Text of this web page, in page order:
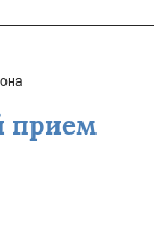
прием